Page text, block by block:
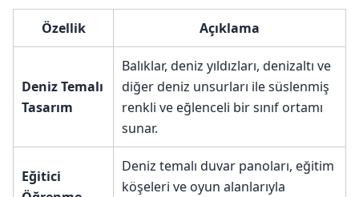
Özellik Açıklama
Deniz Temalı
Tasarım
Balıklar, deniz yıldızları, denizaltı ve
diğer deniz unsurları ile süslenmiş
renkli ve eğlenceli bir sınıf ortamı
sunar.
Eğitici
Deniz temalı duvar panoları, eğitim
köşeleri ve oyun alanlarıyla